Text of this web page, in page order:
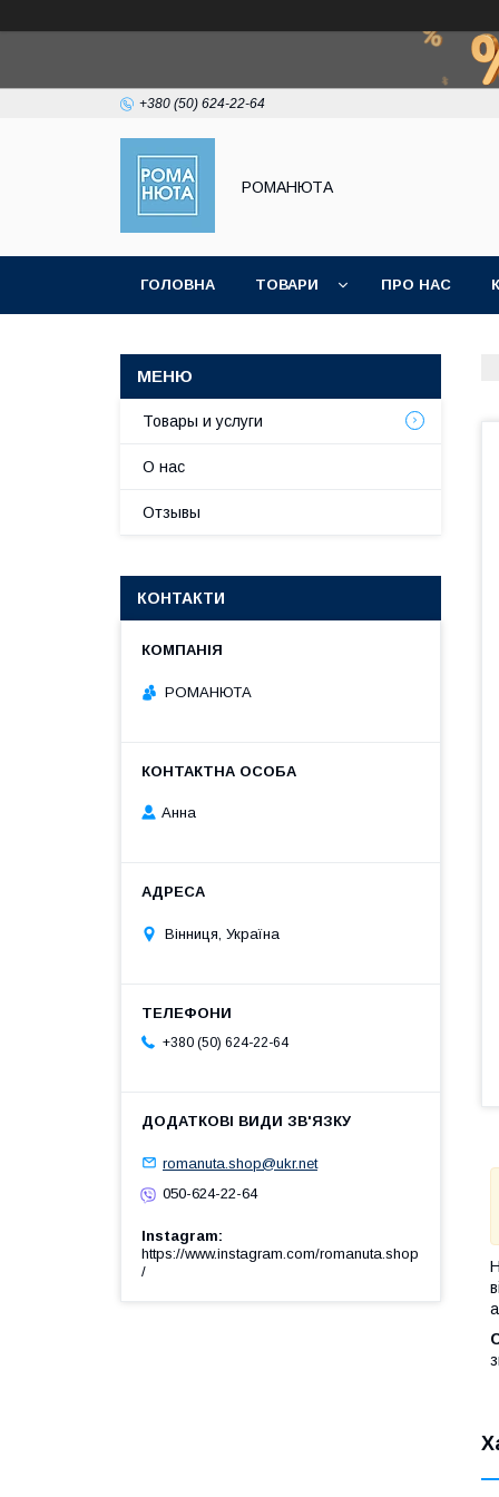
+380 (50) 624-22-64
РОМАНЮТА
ГОЛОВНА ТОВАРИ ПРО НАС
Товары и услуги
О нас
Отзывы
КОНТАКТИ
РОМАНЮТА
Анна
Вінниця, Україна
+380 (50) 624-22-64
romanuta.shop@ukr.net
050-624-22-64
Instagram
https://www.instagram.com/romanuta.shop
/